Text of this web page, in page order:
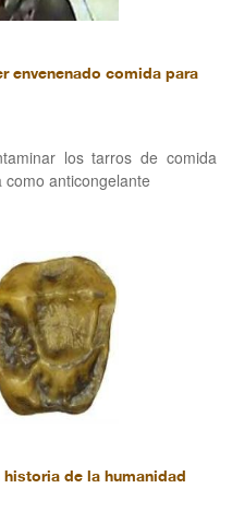
envenenado comida para
los tarros de comida
anticongelante
de la humanidad